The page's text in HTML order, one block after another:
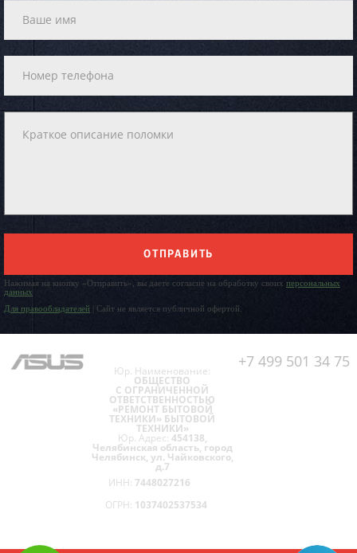
ОТПРАВИТЬ
Нажимая на кнопку «Отправить», вы даете согласие на обработку своих персональных
данных
Для правообладателей | Сайт не является публичной офертой.
+7 499 501 34 75
Юр. Наименование:
ОБЩЕСТВО
С ОГРАНИЧЕННОЙ
ОТВЕТСТВЕННОСТЬЮ
«РЕМОНТ БЫТОВОЙ
ТЕХНИКИ» БЫТОВОЙ
ТЕХНИКИ»
Юр. Адрес: 454138,
Челябинская область, город
Челябинск, ул. Чайковского,
д.7
ИНН: 7448027216
ОГРН: 1037402537534